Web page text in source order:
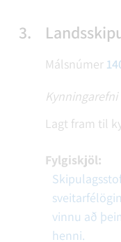
3.
Málsnúmer
Lagt fram til
Fylgiskjöl:
vinnu að
henni.